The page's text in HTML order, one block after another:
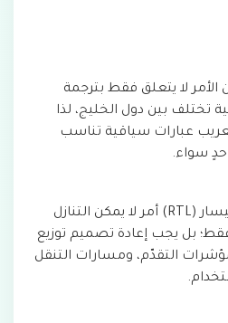
الأمر لا يتعلق فقط بترجمة
تختلف بين دول الخليج، لذا
عبارات سياقية تناسب
حدٍ سواء.
دعم الاتجاه من اليمين لليسار (RTL) أمر لا يمكن التنازل
بل يجب إعادة تصميم توزيع
التقدّم، ومسارات التنقل